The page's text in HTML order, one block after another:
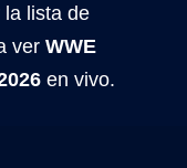
la lista de
ver WWE
en vivo.